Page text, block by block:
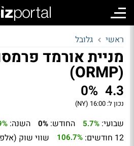
ראשי גלובל
מניית אורמד
(ORMP)
4.3
0%
נכון ל: 16:00 (NY)
שבועי: 5.7% החודש: 0% השנה:
12 חודשים: 106.7% שווי שוק